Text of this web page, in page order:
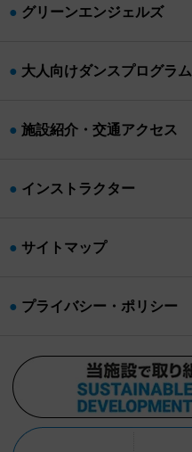
グリーンエンジェルズ
大人向けダンスプログラム
施設紹介・交通アクセス
インストラクター
サイトマップ
プライバシー・ポリシー